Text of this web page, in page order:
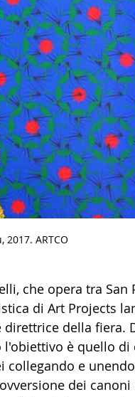
2017. ARTCO
che opera tra San
di Art Projects
della fiera.
è quello di
e
dei